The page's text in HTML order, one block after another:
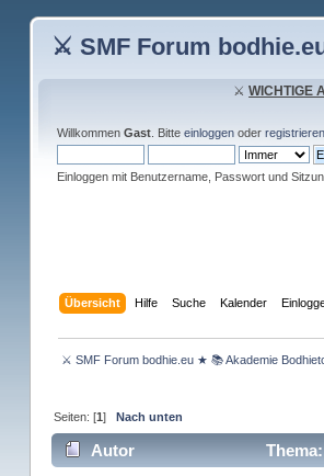
⚔ SMF Forum
⚔WICHTIGE
Willkommen Gast. Bitte einloggenoder registrieren
Einloggen mit Benutzername, Passwort und
Übersicht Hilfe Suche Kalender
⚔ SMF Forum bodhie.eu ★ 📚 Akademie
Seiten: [1]Nach unten
Autor